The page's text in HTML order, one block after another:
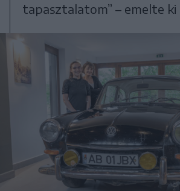
tapasztalatom” – emelte ki